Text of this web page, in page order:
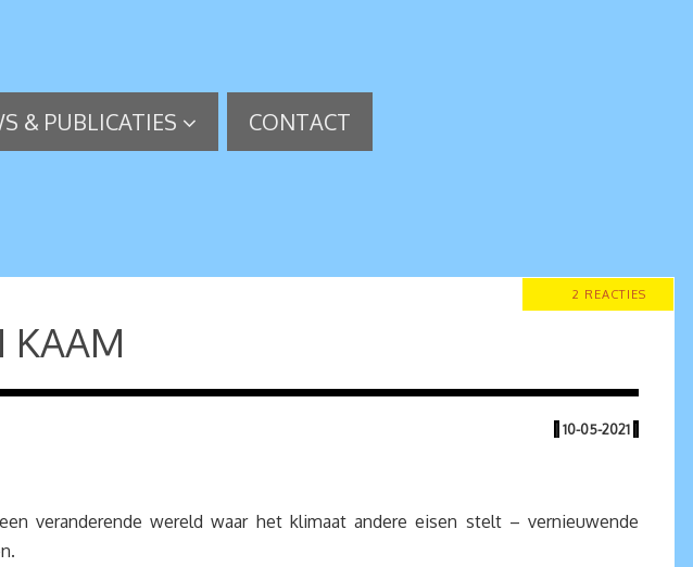
& PUBLICATIES CONTACT
2 REACTIES
KAAM
| 10-05-2021 |
veranderende wereld waar het klimaat andere eisen stelt – vernieuwende